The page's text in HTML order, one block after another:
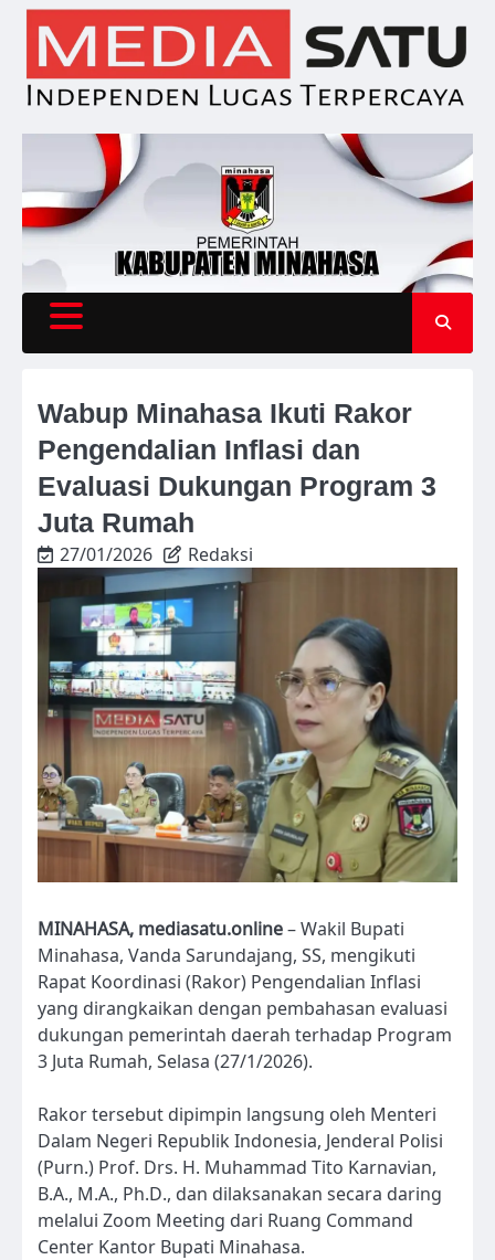
Skip
content
Wabup Minahasa Ikuti Rakor
Pengendalian Inflasi dan
Evaluasi Dukungan Program 3
Juta Rumah
27/01/2026 Redaksi
MINAHASA, mediasatu.online– Wakil Bupati
Minahasa, Vanda Sarundajang, SS, mengikuti
Rapat Koordinasi (Rakor) Pengendalian Inflasi
yang dirangkaikan dengan pembahasan evaluasi
dukungan pemerintah daerah terhadap Program
3 Juta Rumah, Selasa (27/1/2026).
Rakor tersebut dipimpin langsung oleh Menteri
Dalam Negeri Republik Indonesia, Jenderal Polisi
(Purn.) Prof. Drs. H. Muhammad Tito Karnavian,
B.A., M.A., Ph.D., dan dilaksanakan secara daring
melalui Zoom Meeting dari Ruang Command
Center Kantor Bupati Minahasa.